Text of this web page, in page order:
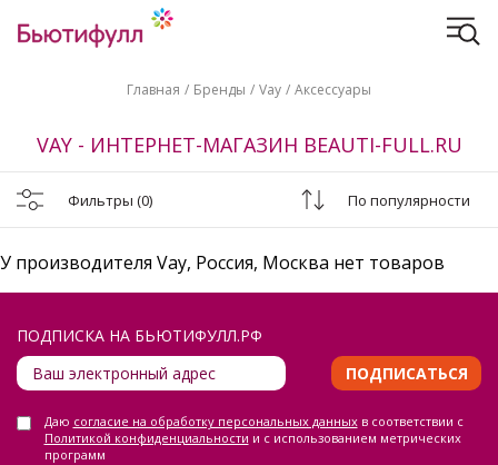
Главная Бренды Vay Аксессуары
VAY - ИНТЕРНЕТ-МАГАЗИН BEAUTI-FULL.RU
Фильтры (0) По популярности
У производителя Vay, Россия, Москва нет товаров
ПОДПИСКА НА БЬЮТИФУЛЛ.РФ
ПОДПИСАТЬСЯ
Даю согласие на обработку персональных данныхв соответствии с
Политикой конфиденциальности и с использованием метрических
программ